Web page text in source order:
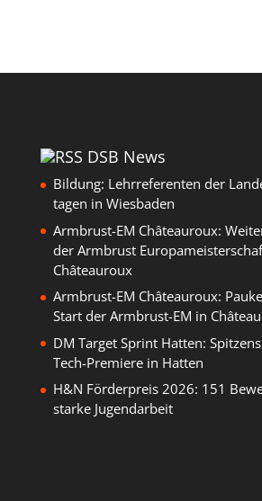
DSB News
Bildung: Lehrreferenten der
tagen in Wiesbaden
Armbrust-EM Châteauroux:
der Armbrust
Châteauroux
Armbrust-EM Châteauroux:
Start der Armbrust-EM in
DM Target Sprint Hatten:
Tech-Premiere in Hatten
H&N Förderpreis 2026: 151
starke Jugendarbeit